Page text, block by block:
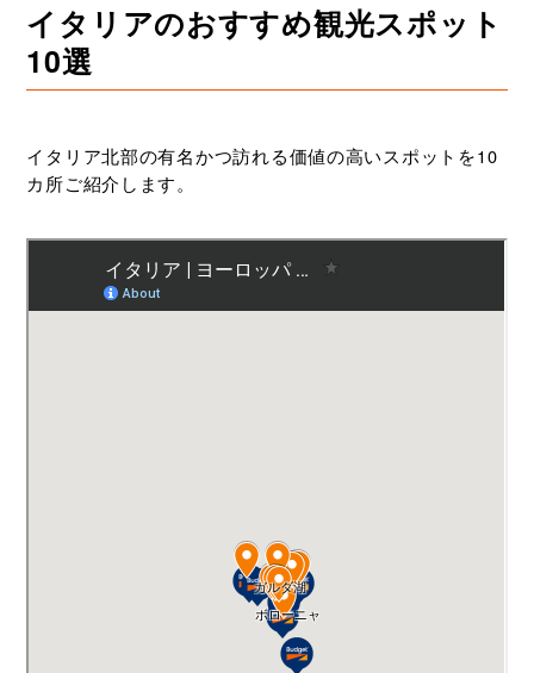
イタリアのおすすめ観光スポット
10選
イタリア北部の有名かつ訪れる価値の高いスポットを10
カ所ご紹介します。